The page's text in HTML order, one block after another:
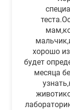
хорошо
будет
месяца